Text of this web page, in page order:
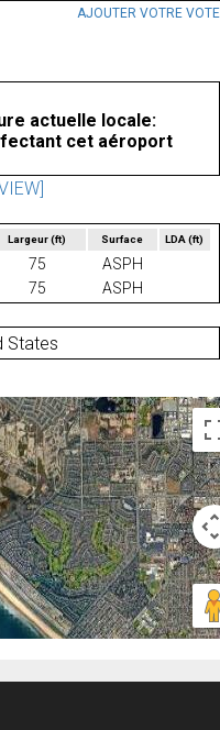
AJOUTER VOTRE VOTE
actuelle locale:
cet aéroport
Largeur(ft) Surface LDA(ft)
75
ASPH
75 ASPH
States